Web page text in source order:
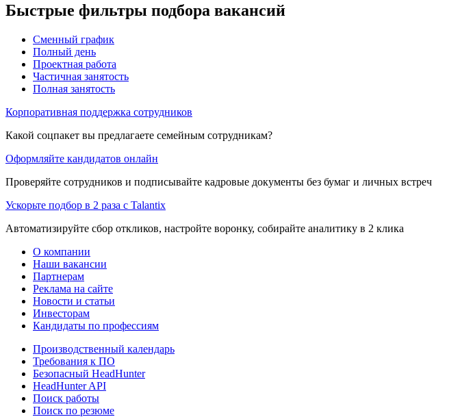
Быстрые фильтры подбора вакансий
Сменный график
Полный день
Проектная работа
Частичная занятость
Полная занятость
Корпоративная поддержка сотрудников
Какой соцпакет вы предлагаете семейным сотрудникам?
Оформляйте кандидатов онлайн
Проверяйте сотрудников и подписывайте кадровые документы без бумаг и личных встреч
Ускорьте подбор в 2 раза с Talantix
Автоматизируйте сбор откликов, настройте воронку, собирайте аналитику в 2 клика
О компании
Наши вакансии
Партнерам
Реклама на сайте
Новости и статьи
Инвесторам
Кандидаты по профессиям
Производственный календарь
Требования к ПО
Безопасный HeadHunter
HeadHunter API
Поиск работы
Поиск по резюме